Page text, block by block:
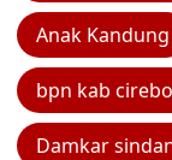
Anak Kandung
bpn kab
Damkar